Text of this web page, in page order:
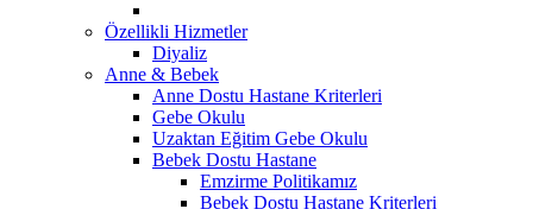
Özellikli Hizmetler
Diyaliz
Anne & Bebek
Anne Dostu Hastane Kriterleri
Gebe Okulu
Uzaktan Eğitim Gebe Okulu
Bebek Dostu Hastane
Emzirme Politikamız
Bebek Dostu Hastane Kriterleri